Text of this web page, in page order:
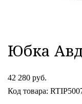
Юбка
42 280 руб.
Код товара: